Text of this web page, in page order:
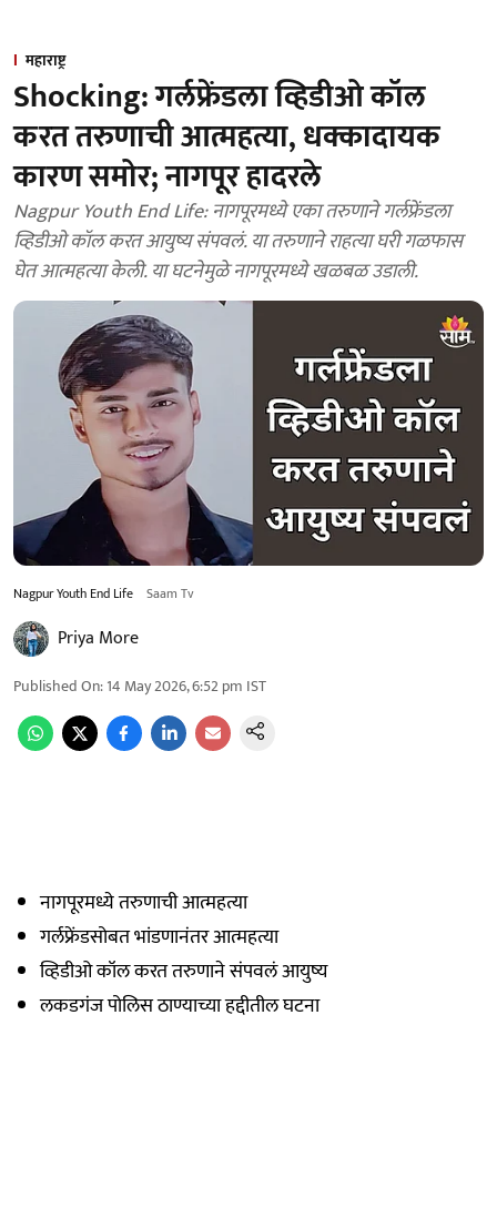
महाराष्ट्र
Shocking: गर्लफ्रेंडला व्हिडीओ कॉल
करत तरुणाची आत्महत्या, धक्कादायक
कारण समोर; नागपूर हादरले
Nagpur Youth End Life: नागपूरमध्ये एका तरुणाने गर्लफ्रेंडला
व्हिडीओ कॉल करत आयुष्य संपवलं. या तरुणाने राहत्या घरी गळफास
घेत आत्महत्या केली. या घटनेमुळे नागपूरमध्ये खळबळ उडाली.
Nagpur Youth End Life Saam Tv
Priya More
Published On:14 May 2026, 6:52 pm IST
नागपूरमध्ये तरुणाची आत्महत्या
गर्लफ्रेंडसोबत भांडणानंतर आत्महत्या
व्हिडीओ कॉल करत तरुणाने संपवलं आयुष्य
लकडगंज पोलिस ठाण्याच्या हद्दीतील घटना